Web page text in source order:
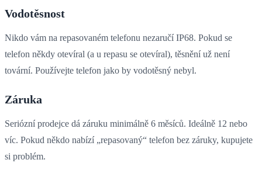
Vodotěsnost
Nikdo vám na repasovaném telefonu nezaručí IP68. Pokud se
telefon někdy otevíral (a u repasu se otevíral), těsnění už není
tovární. Používejte telefon jako by vodotěsný nebyl.
Záruka
Seriózní prodejce dá záruku minimálně 6 měsíců. Ideálně 12 nebo
víc. Pokud někdo nabízí „repasovaný“ telefon bez záruky, kupujete
si problém.